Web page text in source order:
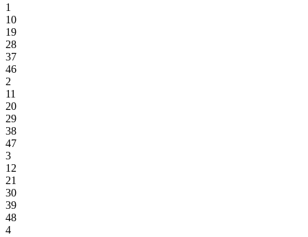
1
10
19
28
37
46
2
11
20
29
38
47
3
12
21
30
39
48
4